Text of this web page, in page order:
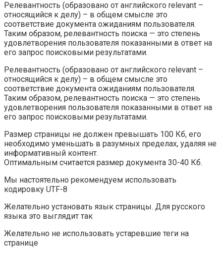
Релевантность (образовано от английского relevant –
относящийся к делу) – в общем смысле это
соответствие документа ожиданиям пользователя.
Таким образом, релевантность поиска — это степень
удовлетворения пользователя показанными в ответ на
его запрос поисковыми результатами.
Релевантность (образовано от английского relevant –
относящийся к делу) – в общем смысле это
соответствие документа ожиданиям пользователя.
Таким образом, релевантность поиска — это степень
удовлетворения пользователя показанными в ответ на
его запрос поисковыми результатами.
Размер страницы не должен превышать 100 Кб, его
необходимо уменьшать в разумных пределах, удаляя не
информативный контент.
Оптимальным считается размер документа 30-40 Кб.
Мы настоятельно рекомендуем использовать
кодировку UTF-8
Желательно установать язык страницы. Для русского
языка это выглядит так
Желательно не использовать устаревшие теги на
странице